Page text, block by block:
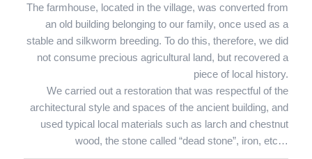
The farmhouse, located in the village, was converted from
an old building belonging to our family, once used as a
stable and silkworm breeding. To do this, therefore, we did
not consume precious agricultural land, but recovered a
piece of local history.
We carried out a restoration that was respectful of the
architectural style and spaces of the ancient building, and
used typical local materials such as larch and chestnut
wood, the stone called “dead stone”, iron, etc…